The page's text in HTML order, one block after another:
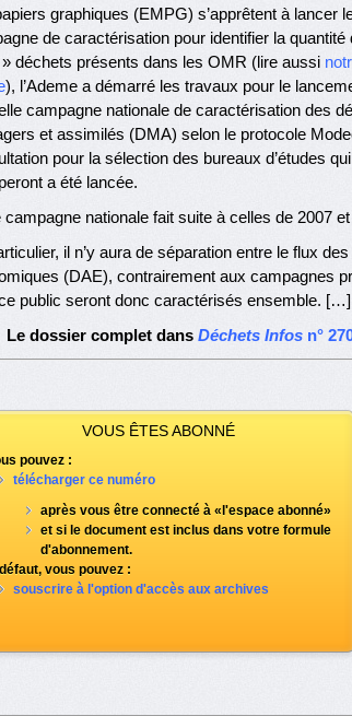
graphiques (EMPG) s’apprêtent à lancer
de caractérisation pour identifier la quantité
déchets présents dans les OMR (lire aussi
), l’Ademe a démarré les travaux pour le
campagne nationale de caractérisation des
et assimilés (DMA) selon le protocole
pour la sélection des bureaux d’études qui
a été lancée.
campagne nationale fait suite à celles de 2007
il n’y aura de séparation entre le flux
(DAE), contrairement aux campagnes
public seront donc caractérisés ensemble. […]
Le dossier complet dans Déchets Infosn°
VOUS ÊTES ABONNÉ
pouvez :
télécharger ce numéro
après vous être connecté à «l'espace abonné»
et si le document est inclus dans votre formule
d'abonnement.
vous pouvez :
souscrire à l'option d'accès aux archives